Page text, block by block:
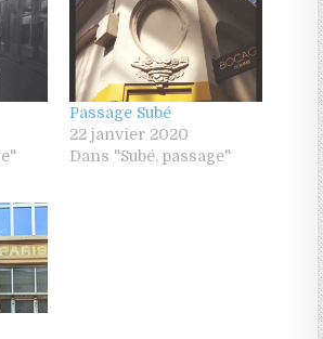
Passage Subé
22 janvier 2020
Dans "Subé, passage"